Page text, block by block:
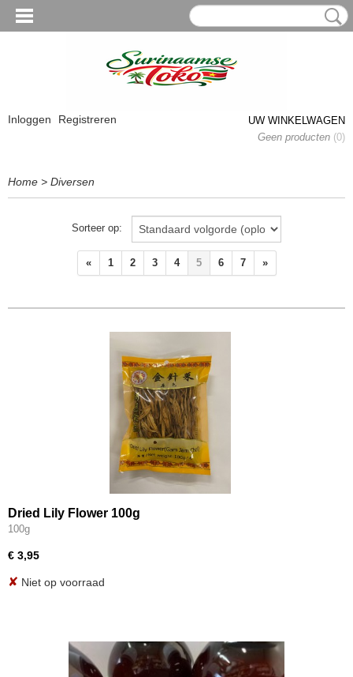
Inloggen Registreren
UW WINKELWAGEN
Geen producten (0)
Home > Diversen
Sorteer op:
« 1 2 3 4 5 6 7 »
Dried Lily Flower 100g
100g
€ 3,95
✘ Niet op voorraad